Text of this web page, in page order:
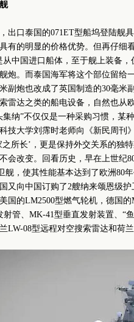
口泰国的071ET型船坞登陆舰具
有的明显的价格优势。但再仔细
从中国进口船体，至于舰上装备
炮。而泰国海军将这个部位留
副炮也改成了英国制造的30毫米
雷达之类的船电设备，自然也从欧
”不仅仅是一种采购习惯，某
技大学刘霈时老师向《新民周刊
之所长’，更是保持外交关系的独
会改变。回看历史，早在上世纪
舰，使其性能基本达到了欧洲80
又向中国订购了2艘纳来颂恩级
国的LM2500型燃气轮机，德国
射管、MK-41型垂直发射装置、“
LW-08型远程对空搜索雷达和荷